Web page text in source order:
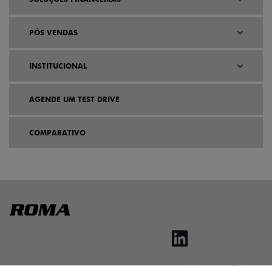
PÓS VENDAS
INSTITUCIONAL
AGENDE UM TEST DRIVE
COMPARATIVO